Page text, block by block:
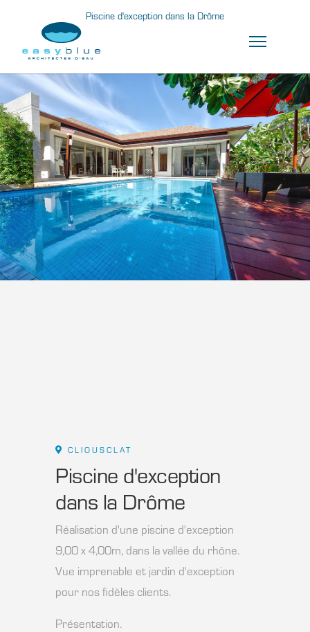
Piscine d'exception dans la Drôme
CLIOUSCLAT
Piscine d'exception
dans la Drôme
Réalisation d'une piscine d'exception
9,00 x 4,00m, dans la vallée du rhône.
Vue imprenable et jardin d'exception
pour nos fidèles clients.
Présentation.